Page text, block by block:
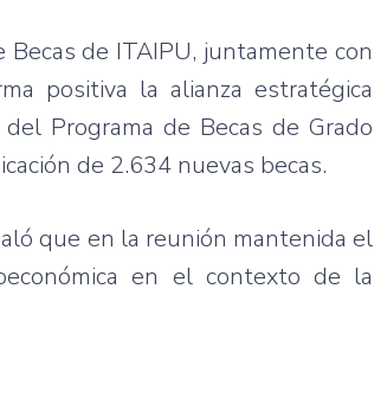
de ITAIPU, juntamente con
positiva la alianza estratégica
Programa de Becas de Grado
de 2.634 nuevas becas.
que en la reunión mantenida el
en el contexto de la